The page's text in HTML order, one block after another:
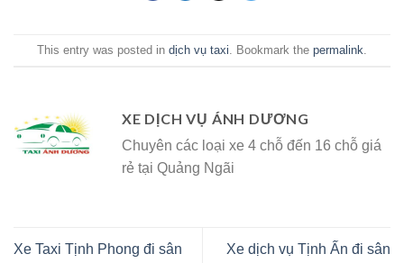
This entry was posted in dịch vụ taxi . Bookmark the permalink
XE DỊCH VỤ ÁNH DƯƠNG
Chuyên các loại xe 4 chỗ đến 16 chỗ giá
rẻ tại Quảng Ngãi
Xe Taxi Tịnh Phong đi sân
Xe dịch vụ Tịnh Ấn đi sân